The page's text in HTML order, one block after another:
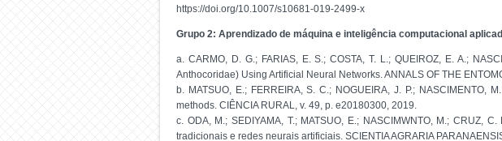
https://doi.org/10.1007/s10681-019-2499-x
Grupo 2: Aprendizado de máquina e inteligência computacional
a. CARMO, D. G.; FARIAS, E. S.; COSTA, T. L.; QUEIROZ, E. A.;
Anthocoridae) Using Artificial Neural Networks. ANNALS OF THE
b. MATSUO, E.; FERREIRA, S. C.; NOGUEIRA, J. P.;
methods. CIÊNCIA RURAL, v. 49, p. e20180300, 2019.
c. ODA, M.; SEDIYAMA, T.; MATSUO, E.; NASCIMWNTO, M.;
tradicionais e redes neurais artificiais. SCIENTIA AGRARIA